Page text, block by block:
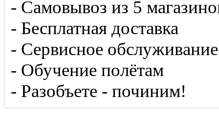
- Самовывоз из 5
- Бесплатная доставка
- Сервисное обслуживание
- Обучение полётам
- Разобъете - починим!